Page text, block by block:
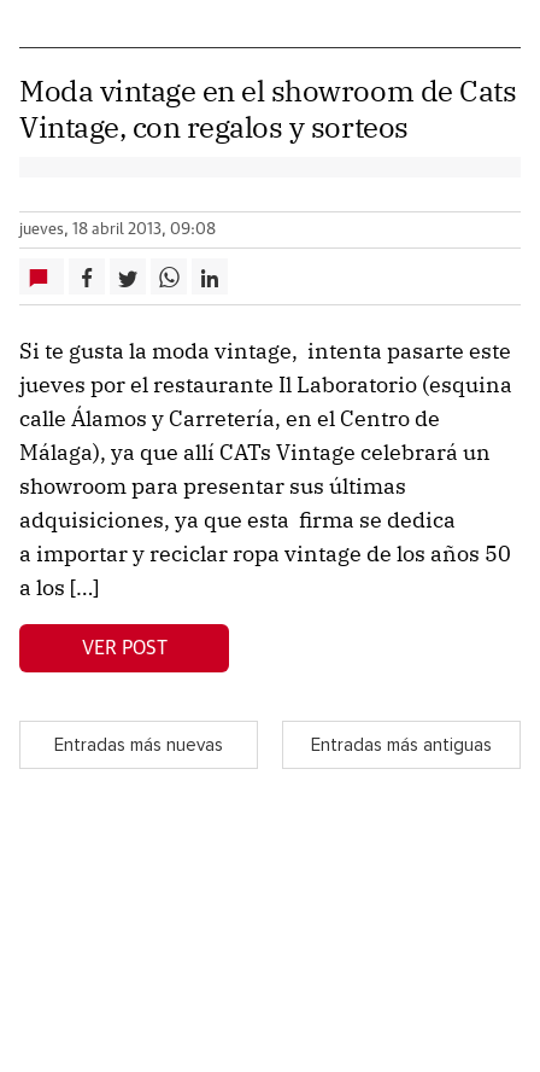
Moda vintage en el showroom de Cats
Vintage, con regalos y sorteos
jueves, 18 abril 2013, 09:08
Si te gusta la moda vintage, intenta pasarte este
jueves por el restaurante Il Laboratorio (esquina
calle Álamos y Carretería, en el Centro de
Málaga), ya que allí CATs Vintage celebrará un
showroom para presentar sus últimas
adquisiciones, ya que esta firma se dedica
a importar y reciclar ropa vintage de los años 50
a los […]
VER POST
Entradas más nuevas Entradas más antiguas